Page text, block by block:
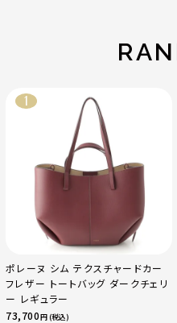
ポレーヌ シム テクスチャードカー
フレザー トートバッグ ダークチェリ
ー レギュラー
73,700円 (税込)